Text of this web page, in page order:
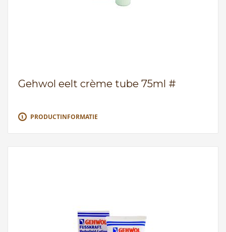
Gehwol eelt crème tube 75ml #
PRODUCTINFORMATIE